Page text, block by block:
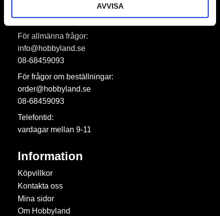
AVVISA
Hobbyland AB
För allmänna frågor:
info@hobbyland.se
08-68459093
För frågor om beställningar:
order@hobbyland.se
08-68459093
Telefontid:
vardagar mellan 9-11
Information
Köpvillkor
Kontakta oss
Mina sidor
Om Hobbyland